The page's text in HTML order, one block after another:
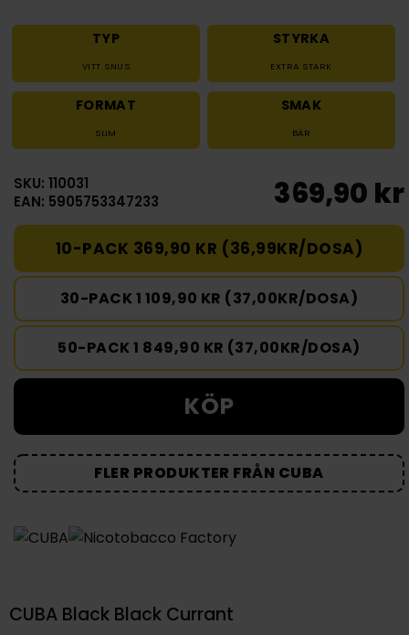
TYP
VITT SNUS
STYRKA
EXTRA STARK
FORMAT
SLIM
SMAK
BÄR
SKU: 110031
EAN: 5905753347233
369,90 kr
10-PACK 369,90 KR (36,99KR/DOSA)
30-PACK 1 109,90 KR (37,00KR/DOSA)
50-PACK 1 849,90 KR (37,00KR/DOSA)
KÖP
FLER PRODUKTER FRÅN CUBA
CUBA Black Black Currant